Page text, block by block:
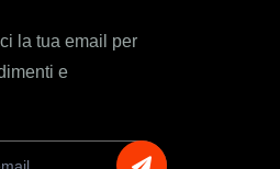
la tua email per
e